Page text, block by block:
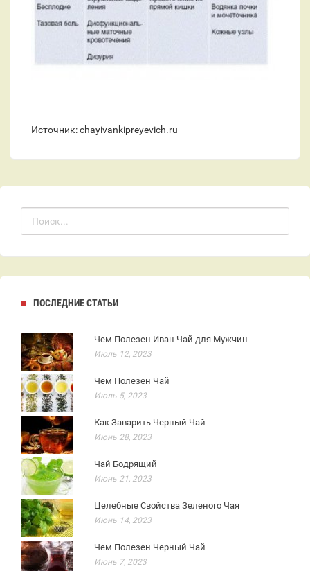
Источник: chayivankipreyevich.ru
ПОСЛЕДНИЕ СТАТЬИ
Чем Полезен Иван Чай для Мужчин
Июль 12, 2023
Чем Полезен Чай
Июль 5, 2023
Как Заварить Черный Чай
Июнь 28, 2023
Чай Бодрящий
Июнь 21, 2023
Целебные Свойства Зеленого Чая
Июнь 14, 2023
Чем Полезен Черный Чай
Июнь 7, 2023